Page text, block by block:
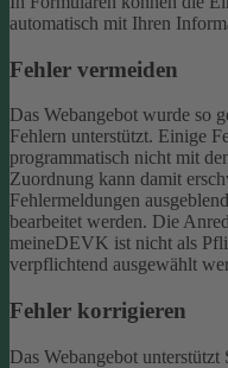
automatisch mit Ihren
Fehler vermeiden
Das Webangebot wurde so
Fehlern unterstützt. Einige
programmatisch nicht mit
Zuordnung kann damit
Fehlermeldungen
bearbeitet werden. Die
meineDEVK ist nicht als
verpflichtend ausgewählt
Fehler korrigieren
Das Webangebot